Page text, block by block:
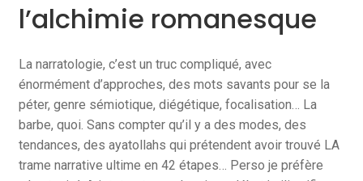
l’alchimie romanesque
La narratologie, c’est un truc compliqué, avec
énormément d’approches, des mots savants pour se la
péter, genre sémiotique, diégétique, focalisation… La
barbe, quoi. Sans compter qu’il y a des modes, des
tendances, des ayatollahs qui prétendent avoir trouvé LA
trame narrative ultime en 42 étapes… Perso je préfère